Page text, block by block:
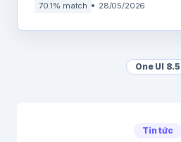
70.1% match 28/05/2026
One UI 8.5
Tin tức